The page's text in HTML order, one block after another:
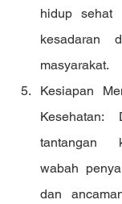
hidup sehat
kesadaran
masyarakat.
Kesiapan
Kesehatan:
tantangan
wabah
dan